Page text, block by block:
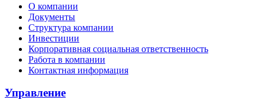
О компании
Документы
Структура компании
Инвестиции
Корпоративная социальная ответственность
Работа в компании
Контактная информация
Управление